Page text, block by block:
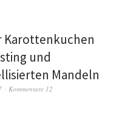
Karottenkuchen
und
Mandeln
Kommentare 12